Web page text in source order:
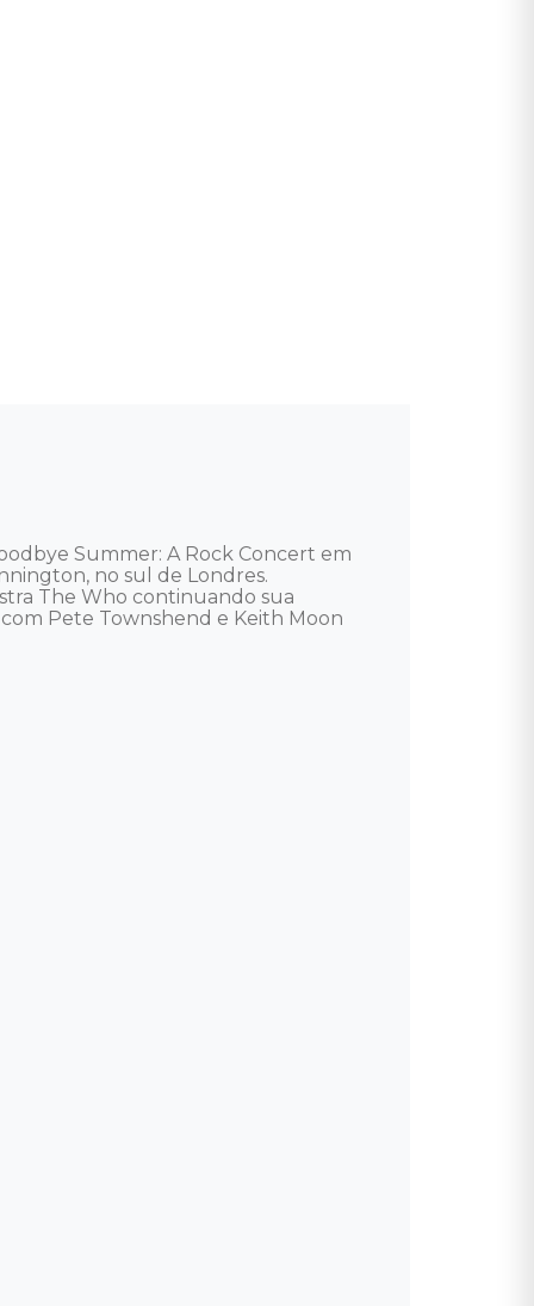
Summer: A Rock Concert em
no sul de Londres.
The Who continuando sua
Pete Townshend e Keith Moon